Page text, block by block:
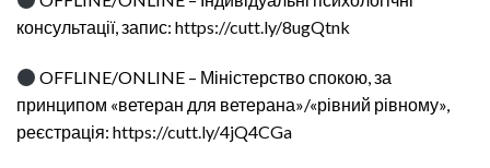
консультації, запис: https://cutt.ly/8ugQtnk
OFFLINE/ONLINE – Міністерство спокою, за
принципом «ветеран для ветерана»/«рівний рівному»,
реєстрація: https://cutt.ly/4jQ4CGa